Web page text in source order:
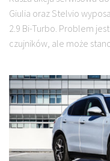
Giulia oraz Stelvio
2.9 Bi-Turbo. Problem
czujników, ale może